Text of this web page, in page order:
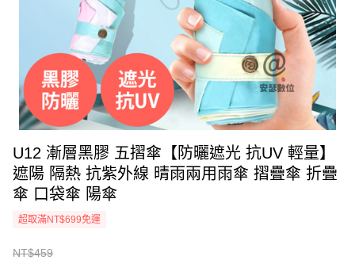
U12 漸層黑膠 五摺傘【防曬遮光 抗UV 輕量】
遮陽 隔熱 抗紫外線 晴雨兩用雨傘 摺疊傘 折疊
傘 口袋傘 陽傘
超取滿NT$699免運
NT$459